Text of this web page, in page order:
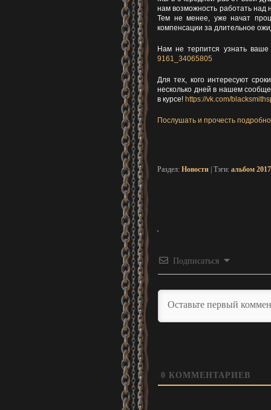
нам возможность работать над
Тем не менее, уже начат
компенсации за длительное
Нам не терпится узнать
9161_34065805
Для тех, кого интересуют
несколько дней в нашем
в курсе! https://vk.com/
Послушать и прочесть
Раздел: Новости | Тэги: альбом 2017
Подписаться
0 КОММЕНТАРИЕВ